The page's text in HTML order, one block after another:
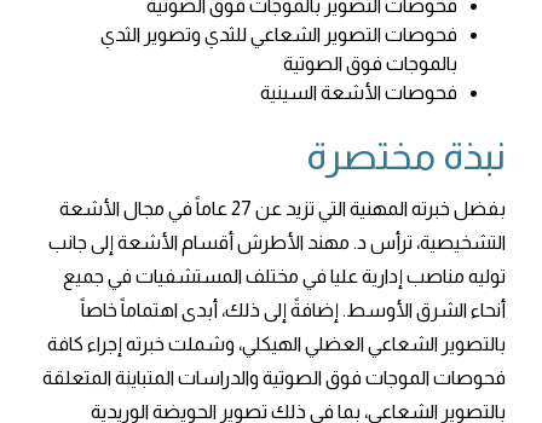
فحوصات التصوير بالموجات فوق الصوتية
فحوصات التصوير الشعاعي للثدي وتصوير الثدي
بالموجات فوق الصوتية
فحوصات الأشعة السينية
نبذة مختصرة
بفضل خبرته المهنية التي تزيد عن 27 عاماً في مجال الأشعة
التشخيصية، ترأس د. مهند الأطرش أقسام الأشعة إلى جانب
توليه مناصب إدارية عليا في مختلف المستشفيات في جميع
أنحاء الشرق الأوسط. إضافةً إلى ذلك، أبدى اهتماماً خاصاً
بالتصوير الشعاعي العضلي الهيكلي، وشملت خبرته إجراء كافة
فحوصات الموجات فوق الصوتية والدراسات المتباينة المتعلقة
بالتصوير الشعاعي، بما في ذلك تصوير الحويضة الوريدية